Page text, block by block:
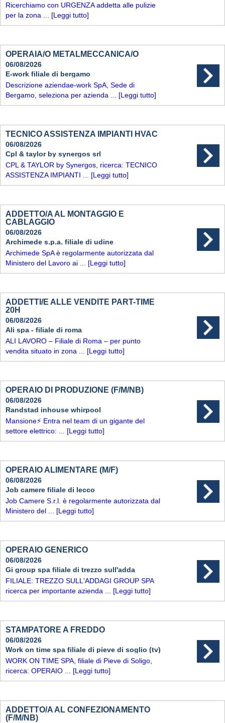
Ricerchiamo con URGENZA addetta alle pulizie
per la zona ... [Leggi tutto]
OPERAIA/O METALMECCANICA/O
06/08/2026
E-work filiale di bergamo
Descrizione aziendae-work SpA, Sede di
Bergamo, seleziona per azienda ... [Leggi tutto]
TECNICO ASSISTENZA IMPIANTI HVAC
06/08/2026
Cpl & taylor by synergos srl
CPL & TAYLOR by Synergos, ricerca: TECNICO
ASSISTENZA IMPIANTI ... [Leggi tutto]
ADDETTO/A AL MONTAGGIO E
CABLAGGIO
06/08/2026
Archimede s.p.a. filiale di udine
Archimede SpA è regolarmente autorizzata dal
Ministero del Lavoro ai ... [Leggi tutto]
ADDETTI/E ALLE VENDITE PART-TIME
20H
06/08/2026
Ali spa - filiale di roma
ALI LAVORO – Filiale di Roma – per punto
vendita situato in zona ... [Leggi tutto]
OPERAIO DI PRODUZIONE (F/M/NB)
06/08/2026
Randstad inhouse whirpool
Mansione⚡ Entra nel team di un gigante del
settore elettrico: ... [Leggi tutto]
OPERAIO ALIMENTARE (M/F)
06/08/2026
Job camere filiale di lecco
Job Camere S.r.l. è regolarmente autorizzata dal
Ministero del ... [Leggi tutto]
OPERAIO GENERICO
06/08/2026
Gi group spa filiale di trezzo sull'adda
FILIALE: TREZZO SULL'ADDAGI GROUP SPA
ricerca per importante azienda ... [Leggi tutto]
STAMPATORE A FREDDO
06/08/2026
Work on time spa filiale di pieve di soglio (tv)
WORK ON TIME SPA, filiale di Pieve di Soligo,
ricerca: OPERAIO ... [Leggi tutto]
ADDETTO/A AL CONFEZIONAMENTO
(F/M/NB)